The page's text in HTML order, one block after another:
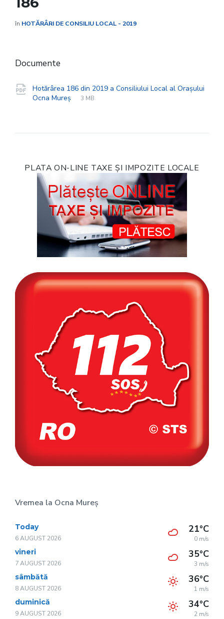
în HOTĂRÂRI DE CONSILIU LOCAL - 2019
Documente
Hotărârea 186 din 2019 a Consiliului Local al Orașului
Ocna Mureș
File
pdf
File
3 MB
PLATA ON-LINE TAXE ȘI IMPOZITE LOCALE
Vremea la Ocna Mureș
Today
6 AUGUST 2026
21°C
0 m/s
vineri
7 AUGUST 2026
35°C
3 m/s
sâmbătă
8 AUGUST 2026
36°C
1 m/s
duminică
9 AUGUST 2026
34°C
2 m/s